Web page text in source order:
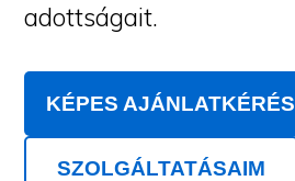
adottságait.
KÉPES AJÁNLATKÉRÉS
SZOLGÁLTATÁSAIM